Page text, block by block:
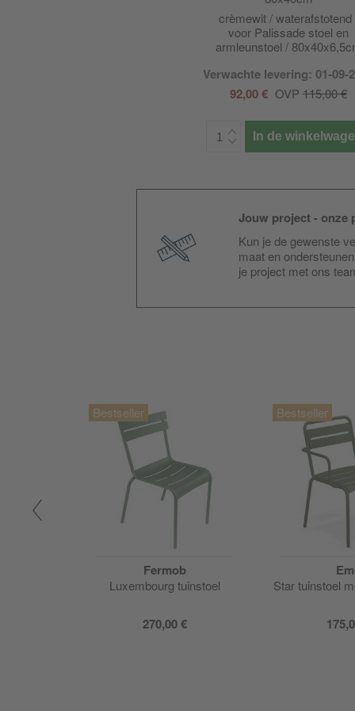
crèmewit / waterafstotend
voor Palissade stoel en
armleunstoel /
Verwachte levering: 01-09-
92,00 € OVP 115,00 €
In de
Jouw project - onze
Kun je de gewenste
maat en
je project met ons
Fermob
Luxembourg tuinstoel
270,00 €
Star tuinstoel